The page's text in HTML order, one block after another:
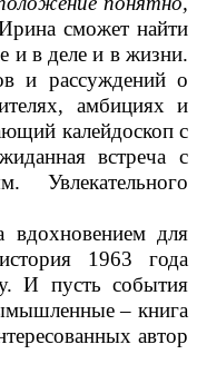
сможет найти
и в деле и в жизни.
и рассуждений о
амбициях и
калейдоскоп с
встреча с
вдохновением для
1963 года
И пусть события
– книга
автор